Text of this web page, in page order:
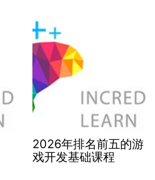
2026年排名前五的游
戏开发基础课程